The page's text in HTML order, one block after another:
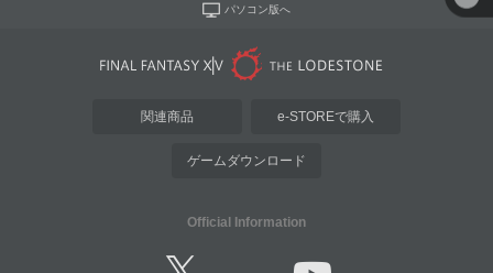
パソコン版へ
関連商品 e-STOREで購入
ゲームダウンロード
Official Information